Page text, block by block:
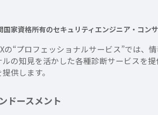
国家資格所有のセキュリティエンジニア・コン
の“プロフェッショナルサービス”では、
ルの知見を活かした各種診断サービスを
供します。
ドースメント